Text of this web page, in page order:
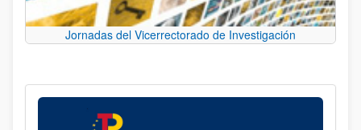
Jornadas del Vicerrectorado de Investigación